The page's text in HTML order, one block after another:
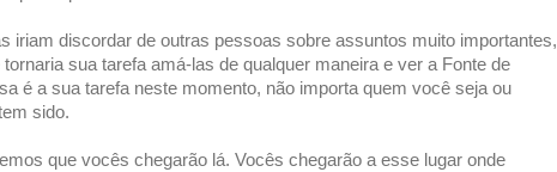
iriam discordar de outras pessoas sobre assuntos muito importantes,
sua tarefa amá-las de qualquer maneira e ver a Fonte de
é a sua tarefa neste momento, não importa quem você seja ou
sido.
que vocês chegarão lá. Vocês chegarão a esse lugar onde